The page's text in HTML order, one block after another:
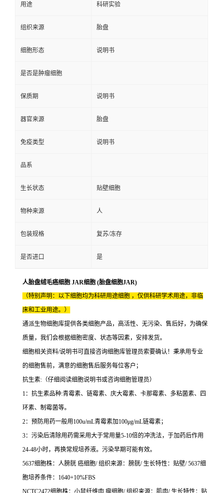
用途 科研实验
组织来源 胎盘
细胞形态 说明书
是否是肿瘤细胞
保质期 说明书
器官来源 胎盘
免疫类型 说明书
品系
生长状态 贴壁细胞
物种来源 人
包装规格 复苏/冻存
是否进口 是
人胎盘绒毛癌细胞 JAR细胞 (胎盘细胞JAR)
（特别声明：以下细胞均为科研用途细胞 ，仅供科研学术用途，非临
床和工业用途。）
通派生物细胞库提供各类细胞产品，高活性、无污染、售后好，为确保
质量，我们会根据细胞密度、状态等因素，安排发货。
细胞相关资料/说明书可直接咨询细胞库管理员索要确认！秉承用专业
的细胞售前，满意的细胞售后服务每位客户；
抗生素:（仔细阅读细胞说明书或咨询细胞管理员）
1：抗生素品种:青霉素、链霉素、庆大霉素、卡那霉素、多粘菌素、四
环素、制霉菌等。
2：预防用药一般用100u/mL青霉素加100μg/mL链霉素；
3：污染后清除用药需采用大于常用量5-10倍的冲洗法，于加药后作用
24-48小时，再换常规培养液。污染早期可能有效。
5637细胞株：人膀胱 癌细胞/ 组织来源：膀胱/ 生长特性：贴壁/ 5637细
胞培养条件：1640+10%FBS
NCTC2472细胞株：小鼠纤维肉 瘤细胞/ 组织来源：肌肉/ 生长特性：贴